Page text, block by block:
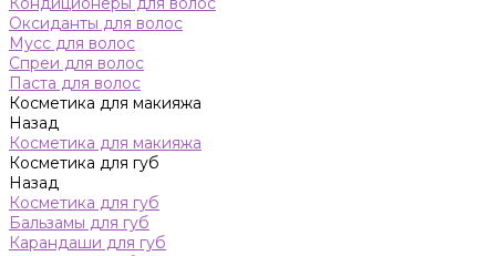
Оксиданты для волос
Мусс для волос
Спреи для волос
Паста для волос
Косметика для макияжа
Назад
Косметика для макияжа
Косметика для губ
Назад
Косметика для губ
Бальзамы для губ
Карандаши для губ